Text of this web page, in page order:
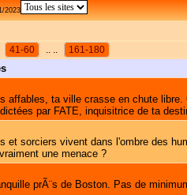
2023
41-60 .. .. 161-180
affables, ta ville crasse en chute
par FATE, inquisitrice de ta
et sorciers vivent dans l'ombre des
une menace ?
prÃ¨s de Boston. Pas de